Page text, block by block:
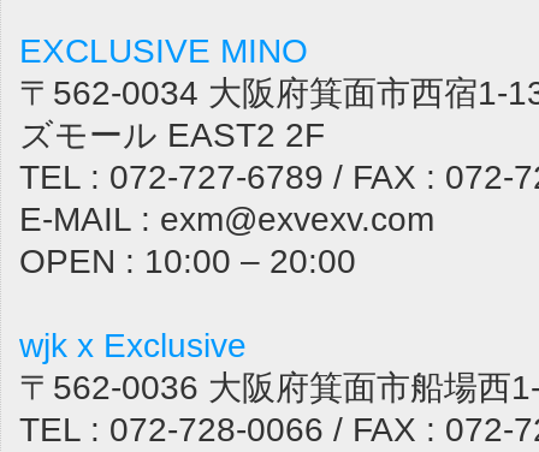
EXCLUSIVE MINO
〒562-0034 大阪府箕面市西宿1-
ズモール EAST2 2F
TEL : 072-727-6789 / FAX : 072-
E-MAIL : exm@exvexv.com
OPEN : 10:00 – 20:00
wjk x Exclusive
〒562-0036 大阪府箕面市船場西
TEL : 072-728-0066 / FAX : 072-